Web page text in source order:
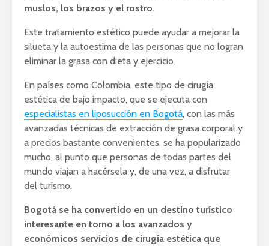
muslos, los brazos y el rostro.
Este tratamiento estético puede ayudar a mejorar la
silueta y la autoestima de las personas que no logran
eliminar la grasa con dieta y ejercicio.
En países como Colombia, este tipo de cirugía
estética de bajo impacto, que se ejecuta con
especialistas en liposucción en Bogotá, con las más
avanzadas técnicas de extracción de grasa corporal y
a precios bastante convenientes, se ha popularizado
mucho, al punto que personas de todas partes del
mundo viajan a hacérsela y, de una vez, a disfrutar
del turismo.
Bogotá se ha convertido en un destino turístico
interesante en torno a los avanzados y
económicos servicios de cirugía estética que